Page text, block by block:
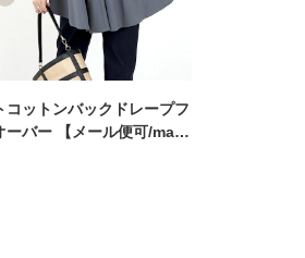
コットンバックドレープフ
ーバー 【メール便可/ma1.
ー 長袖 ドレープ ボート
ヤード 重ね着 ストレッチ